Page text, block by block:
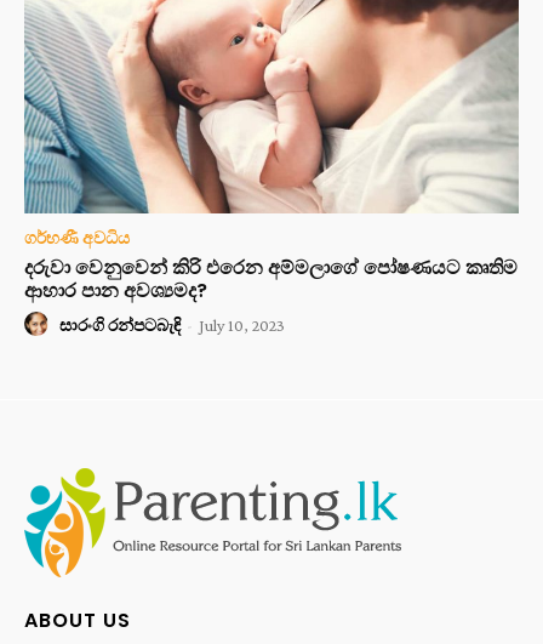
ගර්භණී අවධිය
දරුවා වෙනුවෙන් කිරි එරෙන අම්මලාගේ පෝෂණයට කෘතිම
ආහාර පාන අවශ්‍යමද?
සාරංගි රන්පටබැඳි - July 10, 2023
ABOUT US